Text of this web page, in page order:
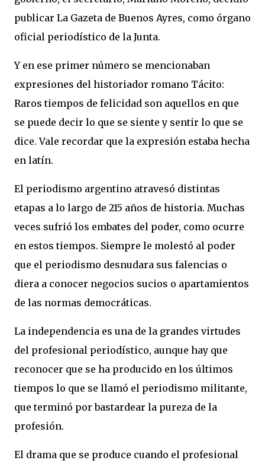
publicar La Gazeta de Buenos Ayres, como órgano
oficial periodístico de la Junta.
Y en ese primer número se mencionaban
expresiones del historiador romano Tácito:
Raros tiempos de felicidad son aquellos en que
se puede decir lo que se siente y sentir lo que se
dice. Vale recordar que la expresión estaba hecha
en latín.
El periodismo argentino atravesó distintas
etapas a lo largo de 215 años de historia. Muchas
veces sufrió los embates del poder, como ocurre
en estos tiempos. Siempre le molestó al poder
que el periodismo desnudara sus falencias o
diera a conocer negocios sucios o apartamientos
de las normas democráticas.
La independencia es una de la grandes virtudes
del profesional periodístico, aunque hay que
reconocer que se ha producido en los últimos
tiempos lo que se llamó el periodismo militante,
que terminó por bastardear la pureza de la
profesión.
El drama que se produce cuando el profesional